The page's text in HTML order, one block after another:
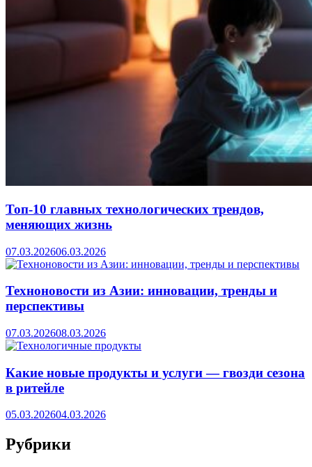
Топ-10 главных технологических трендов,
меняющих жизнь
07.03.202606.03.2026
Техноновости из Азии: инновации, тренды и
перспективы
07.03.202608.03.2026
Какие новые продукты и услуги — гвозди сезона
в ритейле
05.03.202604.03.2026
Рубрики